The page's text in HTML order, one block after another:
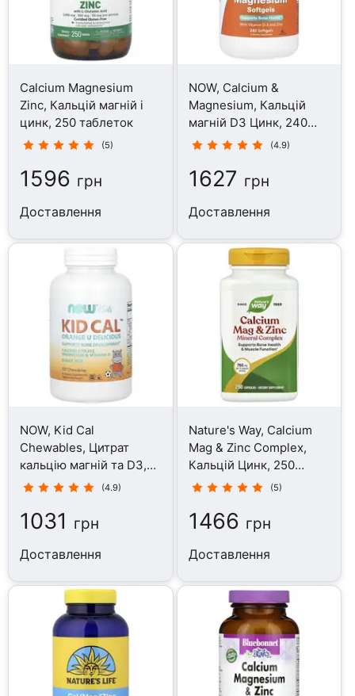
Calcium Magnesium
Zinc, Кальцій магній і
цинк, 250 таблеток
(5)
1596 грн
Доставлення
NOW, Calcium &
Magnesium, Кальцій
магній D3 Цинк, 240
капсул
(4.9)
1627 грн
Доставлення
NOW, Kid Cal
Chewables, Цитрат
кальцію магній та D3,
100 цукерок
(4.9)
1031 грн
Доставлення
Nature's Way, Calcium
Mag & Zinc Complex,
Кальцій Цинк, 250
капсул
(5)
1466 грн
Доставлення